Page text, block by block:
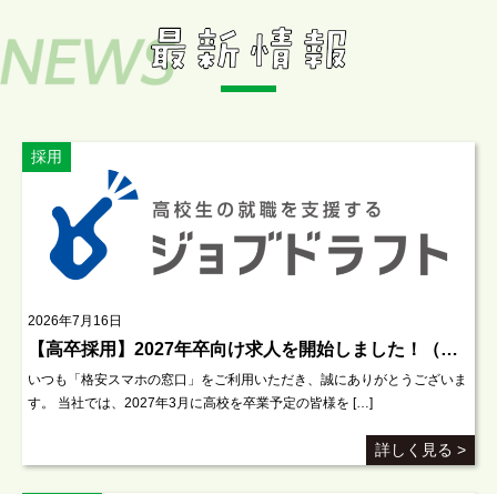
採用
2026年7月16日
【高卒採用】2027年卒向け求人を開始しました！（ジョブドラフト掲載中）
いつも「格安スマホの窓口」をご利用いただき、誠にありがとうございま
す。 当社では、2027年3月に高校を卒業予定の皆様を […]
詳しく見る >